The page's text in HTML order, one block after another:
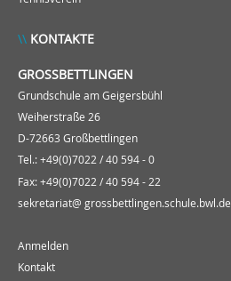
KONTAKTE
GROSSBETTLINGEN
Grundschule am Geigersbühl
Weiherstraße 26
D-72663 Großbettlingen
Tel.: +49(0)7022 / 40 594 - 0
Fax: +49(0)7022 / 40 594 - 22
sekretariat@ grossbettlingen.schule.bwl.de
Anmelden
Kontakt